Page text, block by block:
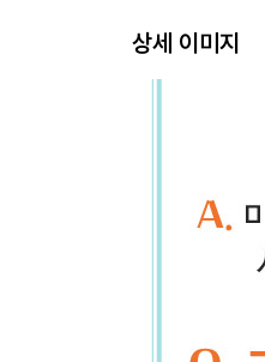
04 최초의 유럽
01 동방과 서방
02 캔버스와 색
상세 이미지